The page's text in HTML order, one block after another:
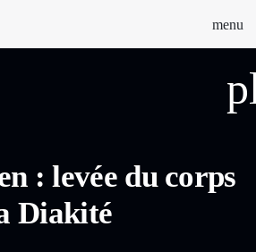
menu
: levée du corps
Diakité